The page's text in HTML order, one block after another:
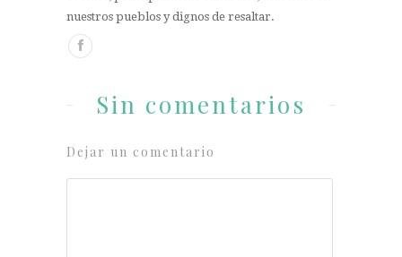
nuestros pueblos y dignos de resaltar.
Sin comentarios
Dejar un comentario